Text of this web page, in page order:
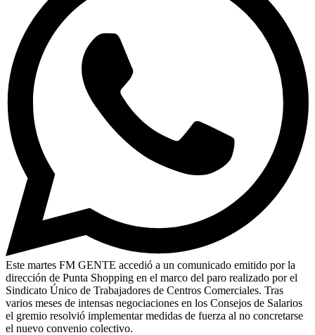
Este martes FM GENTE accedió a un comunicado emitido por la
dirección de Punta Shopping en el marco del paro realizado por el
Sindicato Único de Trabajadores de Centros Comerciales. Tras
varios meses de intensas negociaciones en los Consejos de Salarios
el gremio resolvió implementar medidas de fuerza al no concretarse
el nuevo convenio colectivo.